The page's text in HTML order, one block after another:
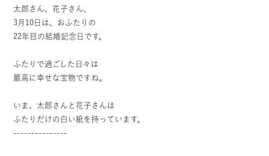
太郎さん、花子さん、
3月10日は、おふたりの
22年目の結婚記念日です。
ふたりで過ごした日々は
最高に幸せな宝物ですね。
いま、太郎さんと花子さんは
ふたりだけの白い紙を持っています。
---------------